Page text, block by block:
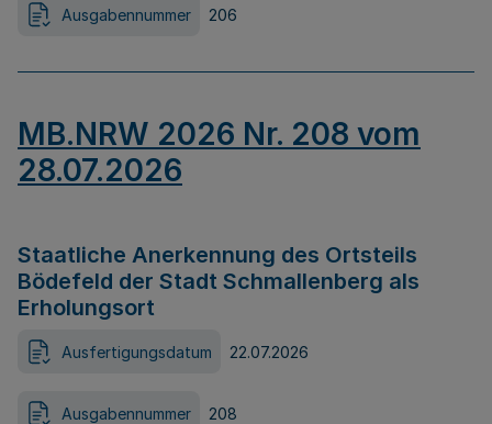
Ausgabennummer 206
MB.NRW 2026 Nr. 208 vom
28.07.2026
Staatliche Anerkennung des Ortsteils
Bödefeld der Stadt Schmallenberg als
Erholungsort
Ausfertigungsdatum 22.07.2026
Ausgabennummer 208